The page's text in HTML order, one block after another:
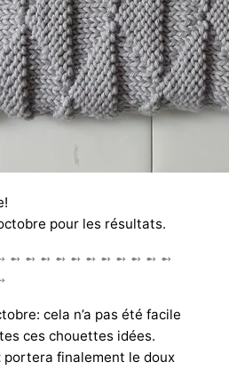
pour les résultats.
➻ ➻ ➻ ➻ ➻ ➻ ➻ ➻ ➻ ➻ ➻
cela n’a pas été facile
ces chouettes idées.
portera finalement le doux